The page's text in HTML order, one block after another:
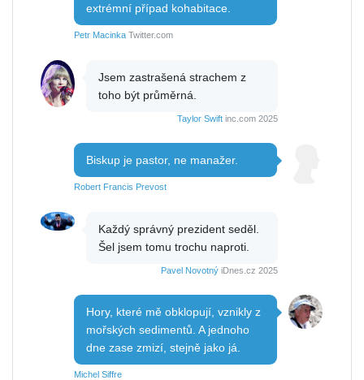
extrémní případ kohabitace.
Petr Macinka Twitter.com
Jsem zastrašená strachem z
toho být průměrná.
Taylor Swift inc.com 2025
Biskup je pastor, ne manažer.
Robert Francis Prevost
Každý správný prezident seděl.
Šel jsem tomu trochu naproti.
Pavel Novotný iDnes.cz 2025
Hory, které mě obklopují, vznikly z
mořských sedimentů. A jednoho
dne zase zmizí, stejně jako já.
Michel Siffre